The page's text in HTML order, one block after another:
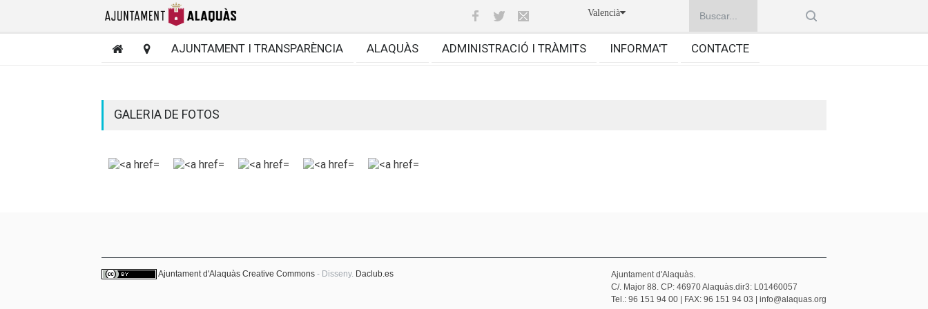
Valencià
AJUNTAMENT I TRANSPARÈNCIA ALAQUÀS ADMINISTRACIÓ I TRÀMITS INFORMA'T CONTACTE
GALERIA DE FOTOS
Ajuntament d'Alaquàs Creative Commons - Disseny. Daclub.es
Ajuntament d'Alaquàs.
C/. Major 88. CP: 46970 Alaquàs.dir3: L01460057
Tel.: 96 151 94 00 | FAX: 96 151 94 03 | info@alaquas.org